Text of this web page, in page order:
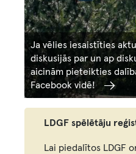
Ja vēlies iesaistīties
diskusijās par un ap
aicinām pieteikties
Facebook vidē!
LDGF spēlētāju
Lai piedalītos LDGF